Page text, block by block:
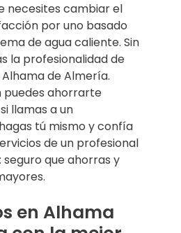
necesites cambiar el
por uno basado
de agua caliente. Sin
la profesionalidad de
de Almería.
puedes ahorrarte
llamas a un
tú mismo y confía
de un profesional
que ahorras y
en Alhama